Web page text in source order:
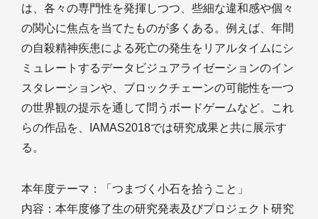
は、各々の専門性を発揮しつつ、些細な違和感や個々
の関心に焦点を当てたものが多くある。例えば、年間
の自殺精神疾患による死亡の発生をリアルタイムにシ
ミュレートするデータビジュアライゼーションのイン
スタレーションや、ブロックチェーンの可能性を一つ
の世界観の提示を通して問うボードゲームなど。これ
らの作品を、IAMAS2018では研究成果と共に展示す
る。
本年度テーマ：「つまづく小石を拾うこと」
内容：本年度修了生の研究発表及びプロジェクト研究